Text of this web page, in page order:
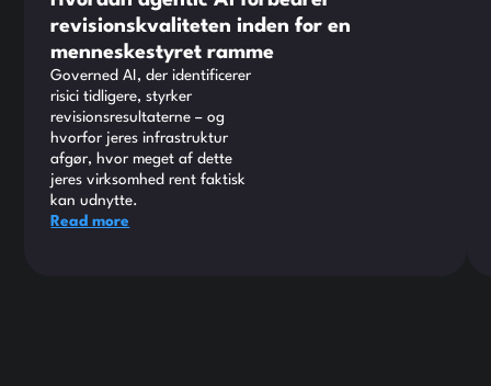
revisionskvaliteten inden for en
menneskestyret ramme
Governed AI, der identificerer
risici tidligere, styrker
revisionsresultaterne – og
hvorfor jeres infrastruktur
afgør, hvor meget af dette
jeres virksomhed rent faktisk
kan udnytte.
Read more